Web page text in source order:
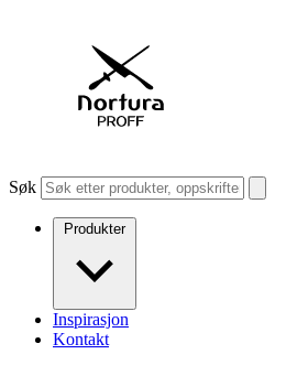
Søk
Produkter
Inspirasjon
Kontakt